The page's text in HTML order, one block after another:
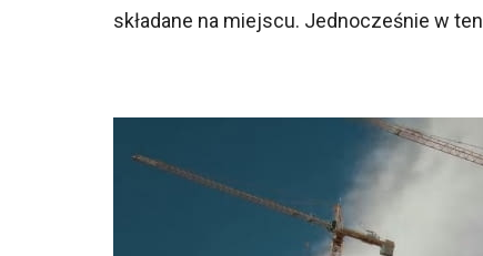
składane na miejscu. Jednocześnie w